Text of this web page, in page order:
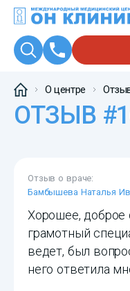
О центре
ОТЗЫВ
Отзыв о враче:
Бамбышева Наталья
Хорошее, доброе
грамотный
ведет, был
него ответила